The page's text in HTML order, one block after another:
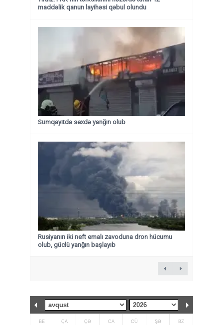
maddəlik qanun layihəsi qəbul olundu ​​​​​​​
Sumqayıtda sexdə yanğın olub
Rusiyanın iki neft emalı zavoduna dron hücumu
olub, güclü yanğın başlayıb
BE ÇA ÇƏ CA CÜ ŞƏ BZ